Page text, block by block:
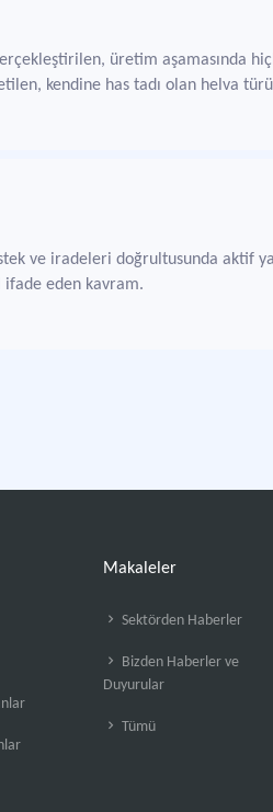
üretim aşamasında
kendine has tadı olan helva
ve iradeleri doğrultusunda aktif
eden kavram.
Makaleler
Sektörden Haberler
Bizden Haberler ve
Duyurular
Tümü